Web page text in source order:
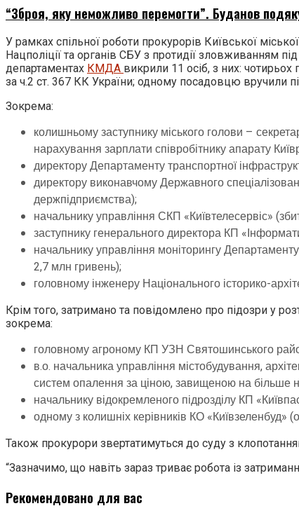
“Зброя, яку неможливо перемогти”. Буданов
У рамках спільної роботи прокурорів Київської
Нацполіції та органів СБУ з протидії зловживанням
департаментах КМДА викрили 11 осіб, з них:
за ч.2 ст. 367 КК України; одному посадовцю вручили
Зокрема:
колишньому заступнику міського голови –
нарахування зарплати співробітнику апарату
директору Департаменту транспортної
директору виконавчому Державного
держпідприємства);
начальнику управління СКП «Київтелесервіс»
заступнику генерального директора КП
начальнику управління моніторингу
2,7 млн гривень);
головному інженеру Національного історико-
Крім того, затримано та повідомлено про підозри у
зокрема:
головному агроному КП УЗН Святошинського
в.о. начальника управління містобудування,
систем опалення за ціною, завищеною на більше
начальнику відокремленого підрозділу КП
одному з колишніх керівників КО
Також прокурори звертатимуться до суду з
“Зазначимо, що навіть зараз триває робота із
Рекомендовано для вас